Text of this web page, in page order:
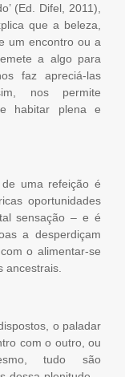
(Ed. Difel, 2011),
que a beleza,
um encontro ou a
a algo para
faz apreciá-las
nos permite
habitar plena e
uma refeição é
oportunidades
sensação – e é
a desperdiçam
o alimentar-se
ancestrais.
o paladar
com o outro, ou
tudo são